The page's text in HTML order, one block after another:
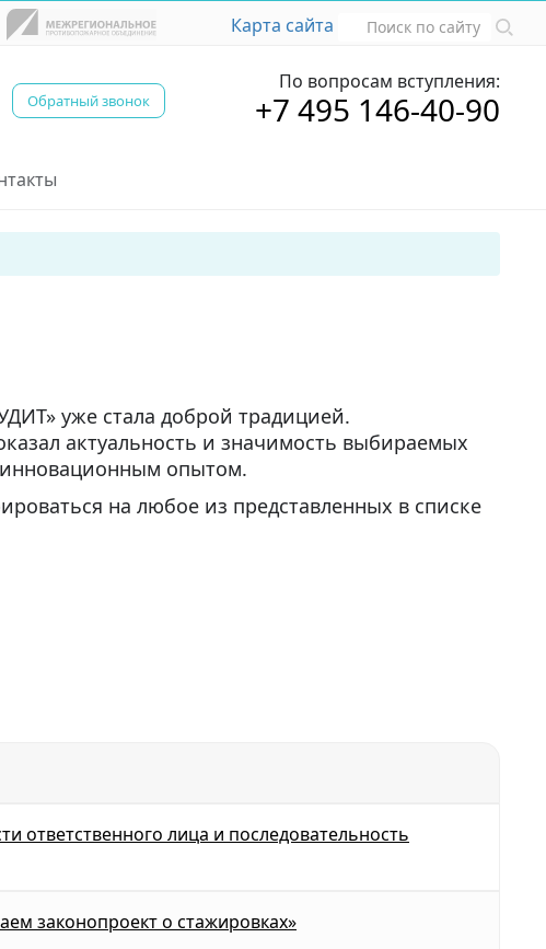
Карта сайта
Обратный звонок
По вопросам вступления:
+7 495 146-40-90
уже стала доброй традицией.
актуальность и значимость выбираемых
инновационным опытом.
на любое из представленных в списке
ответственного лица и последовательность
законопроект о стажировках»